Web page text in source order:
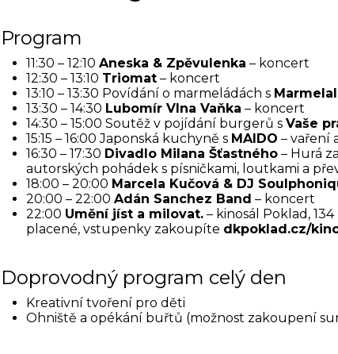
Program
11:30 – 12:10 Aneska & Zpěvulenka – koncert
12:30 – 13:10 Triomat – koncert
13:10 – 13:30 Povídání o marmeládách s
13:30 – 14:30 Lubomír Vlna Vaňka – koncert
14:30 – 15:00 Soutěž v pojídání burgerů s Vaše
15:15 – 16:00 Japonská kuchyně s MAIDO – vaření
16:30 – 17:30 Divadlo Milana Šťastného – Hurá
autorských pohádek s písničkami, loutkami a
18:00 – 20:00 Marcela Kučová & DJ
20:00 – 22:00 Adán Sanchez Band – koncert
22:00 Umění jíst a milovat. – kinosál Poklad,
placené, vstupenky zakoupíte dkpoklad.cz/
Doprovodný program celý den
Kreativní tvoření pro děti
Ohniště a opékání buřtů (možnost zakoupení